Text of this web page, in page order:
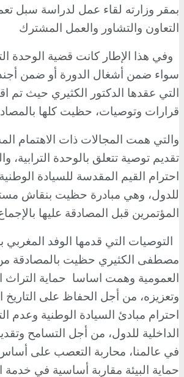
بمقر وزارته لقاء عمل لدراسة سبل
التعاون والتشاور والعمل المشترك
وفي هذا الإطار كانت قضية الوحدة
سواء ضمن أشغال الدورة أو ضمن أجندة
قرارات وتوصيات، حظيت كلها
والتي همت المجالات ذات الاهتمام
تقديم توصية تتعلق بالوحدة الترابية،
احترام القيم المقدسة للسيادة الوطنية
للدول، وهي مبادرة حظيت بنقاش
المؤتمرين قبل المصادقة عليها
التوصيات التي قدمها الوفد المغربي
مصطفى الكثيري حظيت بالمصادقة
العمومية وهمت اساسا حماية التراث
وتعزيزه، من أجل الحفاظ على التاريخ
احترام مبادئ السيادة الوطنية وعدم
الداخلية للدول، من أجل التسامح
في عالمنا، محاربة التعصب على أساس
حماية البيئة مقاربة أساسية في خدمة